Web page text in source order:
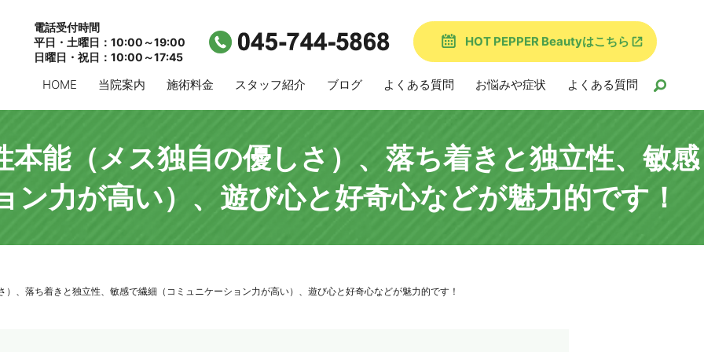
電話受付時間
平日・土曜日：10:00～19:00
日曜日・祝日：10:00～17:45
HOT PEPPER Beautyはこちら
HOME 当院案内 施術料金 スタッフ紹介 ブログ よくある質問 お悩みや症状 よくある質問
能（メス独自の優しさ）、落ち着きと独立性、敏感
力が高い）、遊び心と好奇心などが魅力的です！
、落ち着きと独立性、敏感で繊細（コミュニケーション力が高い）、遊び心と好奇心などが魅力的です！